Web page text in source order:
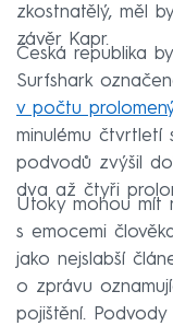
zkostnatělý, měl
závěr Kapr.
Česká republika
Surfshark
v počtu
minulému čtvrtletí
podvodů zvýšil
dva až čtyři
Útoky mohou mít
s emocemi
jako nejslabší
o zprávu
pojištění.